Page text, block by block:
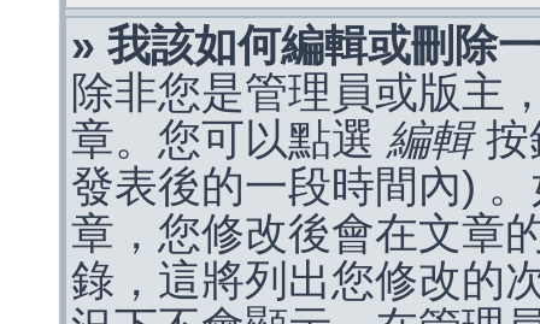
» 我該如何編輯或刪除
除非您是管理員或版主
章。您可以點選 編輯按
發表後的一段時間內)
章，您修改後會在文章
錄，這將列出您修改的